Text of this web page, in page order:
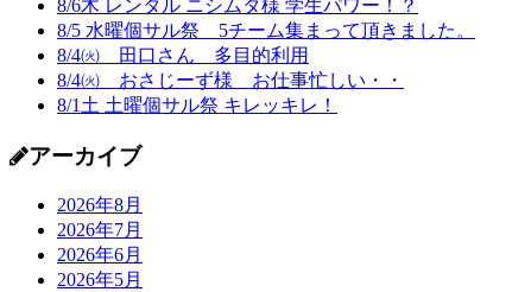
8/6木 レンタル ニシムタ様 学生パワー！？
8/5 水曜個サル祭 5チーム集まって頂きました。
8/4㈫ 田口さん 多目的利用
8/4㈫ おさじーず様 お仕事忙しい・・
8/1土 土曜個サル祭 キレッキレ！
アーカイブ
2026年8月
2026年7月
2026年6月
2026年5月